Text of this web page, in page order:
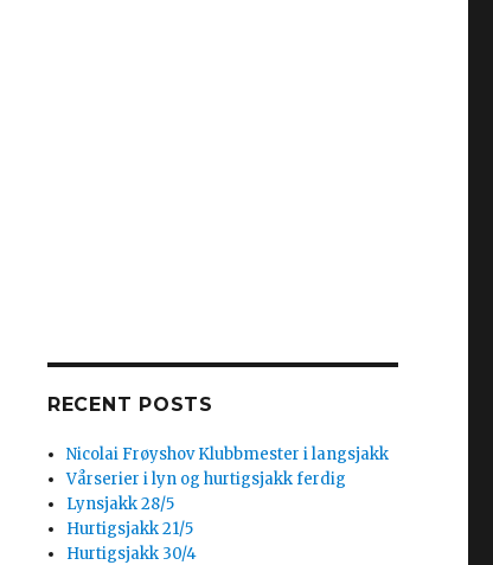
RECENT POSTS
Nicolai Frøyshov Klubbmester i langsjakk
Vårserier i lyn og hurtigsjakk ferdig
Lynsjakk 28/5
Hurtigsjakk 21/5
Hurtigsjakk 30/4